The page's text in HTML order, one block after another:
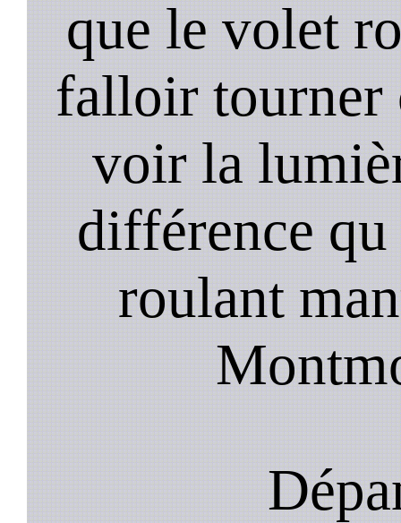
que le volet
falloir tourner
voir la
différence
roulant